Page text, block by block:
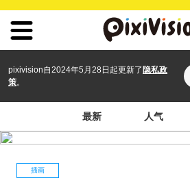
pixivision自2024年5月28日起更新了 隐私政
策。
最新 人气
插画